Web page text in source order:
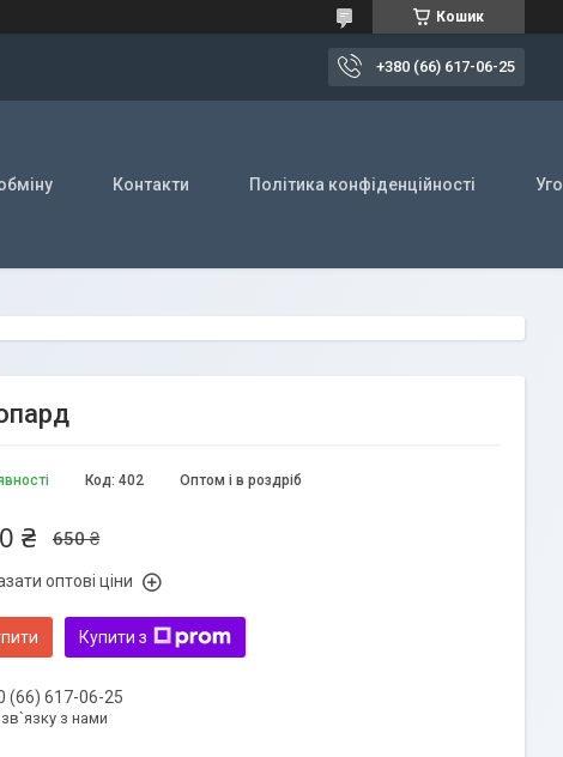
Кошик
+380 (66) 617-06-25
Контакти Політика конфіденційності
Оптом і в роздріб
Код: 402
650 ₴
₴
оптові ціни
Купити з
(66) 617-06-25
з нами